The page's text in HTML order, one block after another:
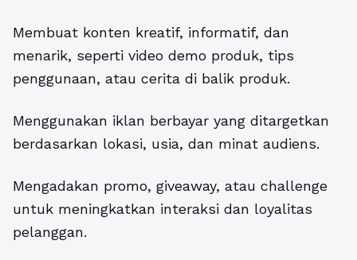
Membuat konten kreatif, informatif, dan
menarik, seperti video demo produk, tips
penggunaan, atau cerita di balik produk.
Menggunakan iklan berbayar yang ditargetkan
berdasarkan lokasi, usia, dan minat audiens.
Mengadakan promo, giveaway, atau challenge
untuk meningkatkan interaksi dan loyalitas
pelanggan.